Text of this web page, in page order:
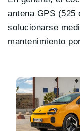
antena GPS
solucionarse
mantenimiento